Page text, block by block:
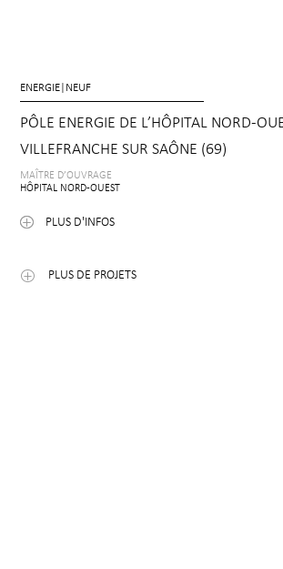
ENERGIE NEUF
PÔLE ENERGIE DE L’HÔPITAL NORD-
VILLEFRANCHE SUR SAÔNE (69)
MAÎTRE D’OUVRAGE
HÔPITAL NORD-OUEST
PLUS D'INFOS
P PLUS DE PROJETS